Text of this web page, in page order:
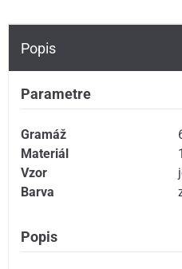
Popis
Parametre
Gramáž
Materiál
Vzor
Barva
Popis